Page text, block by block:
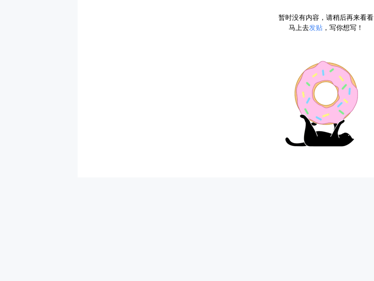
暂时没有内容，请稍后再来看看
马上去发贴 ，写你想写！